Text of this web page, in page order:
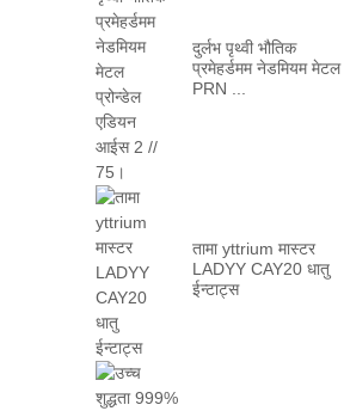
दुर्लभ पृथ्वी भौतिक
प्रमेहर्डमम नेडमियम मेटल
PRN ...
तामा yttrium मास्टर
LADYY CAY20 धातु
ईन्टाट्स